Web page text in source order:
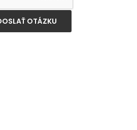
OTÁZKU